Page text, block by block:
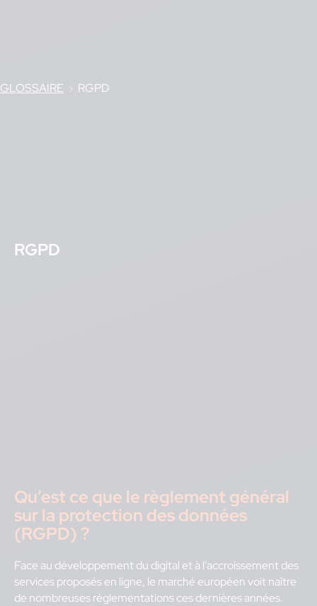
GLOSSAIRE › RGPD
RGPD
Qu’est ce que le règlement général
sur la protection des données
(RGPD) ?
Face au développement du digital et à l’accroissement des
services proposés en ligne, le marché européen voit naître
de nombreuses réglementations ces dernières années.